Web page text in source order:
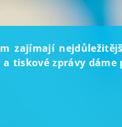
zajímají
tiskové zprávy